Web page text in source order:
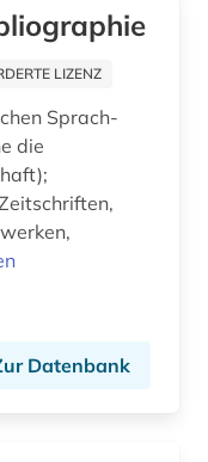
LIZENZ
Sprach-
die
Datenbank